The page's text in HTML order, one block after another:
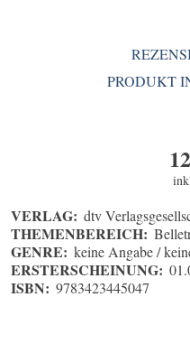
PRODUKT
VERLAG: dtv
THEMENBEREICH:
GENRE: keine Angabe /
ERSTERSCHEINUNG:
ISBN: 9783423445047